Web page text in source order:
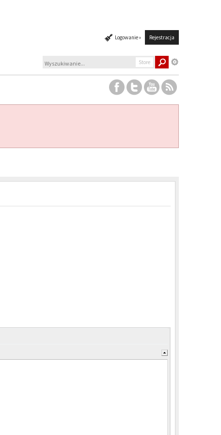
Logowanie » Rejestracja
Store